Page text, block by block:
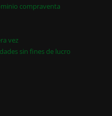
compraventa
vez
sin fines de lucro